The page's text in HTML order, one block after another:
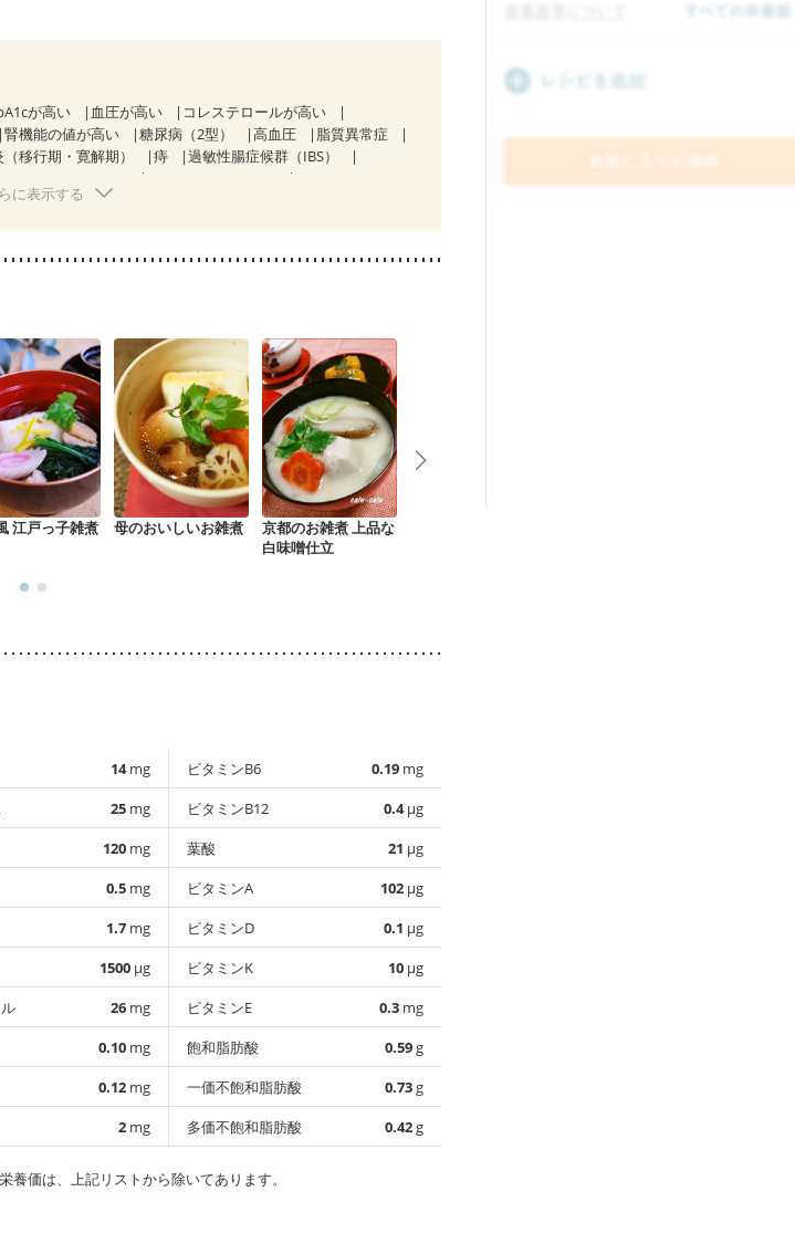
が高い 血圧が高い
コレステロールが高い
腎機能の値が高い 糖尿病（2型） 高血圧
脂質異常症
移行期・寛解期） 痔
過敏性腸症候群（IBS）
CKD（ステージ１）
CKD（ステージ２）
乳がん（放射線治療中）
骨折 骨粗しょう症
関節リウマチ
に表示する
江戸っ子雑煮 母のおいしいお雑煮
京都のお雑煮 上品な
白味噌仕立
14mg
25 mg
120 mg
0.5 mg
1.7 mg
1500 µg
26 mg
0.10 mg
0.12 mg
2 mg
ビタミンB6 0.19 mg
ビタミンB12
0.4µg
葉酸
21 µg
ビタミンA
102 µg
ビタミンD
0.1 µg
ビタミンK
10 µg
ビタミンE
0.3 mg
飽和脂肪酸
0.59g
一価不飽和脂肪酸
0.73g
多価不飽和脂肪酸
0.42g
価は、上記リストから除いてあります。